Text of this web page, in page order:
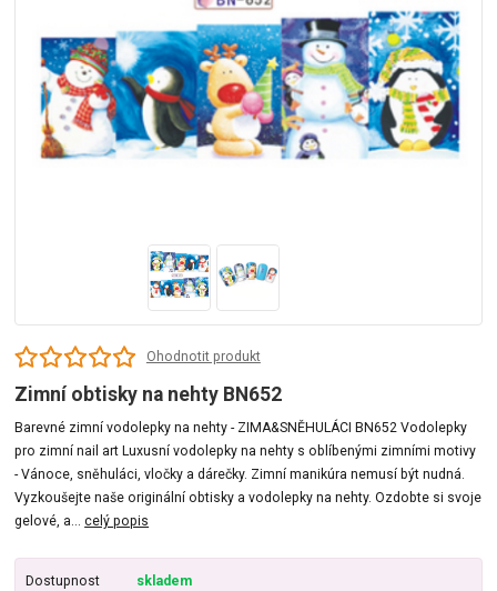
Ohodnotit produkt
Zimní obtisky na nehty BN652
Barevné zimní vodolepky na nehty - ZIMA&SNĚHULÁCI BN652 Vodolepky
pro zimní nail art Luxusní vodolepky na nehty s oblíbenými zimními motivy
- Vánoce, sněhuláci, vločky a dárečky. Zimní manikúra nemusí být nudná.
Vyzkoušejte naše originální obtisky a vodolepky na nehty. Ozdobte si svoje
gelové, a...celý popis
Dostupnost skladem